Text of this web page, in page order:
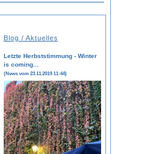
Blog / Aktuelles
Letzte Herbststimmung - Winter
is coming...
(News vom 23.11.2019 11:44)